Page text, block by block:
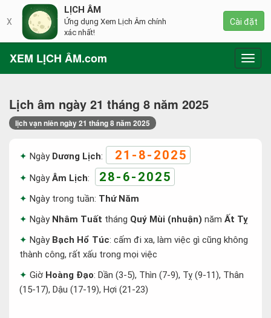
XEM LỊCH ÂM.com
Lịch âm ngày 21 tháng 8 năm 2025
lịch vạn niên ngày 21 tháng 8 năm 2025
Ngày Dương Lịch: 21-8-2025
NgàyÂm Lịch: 28-6-2025
Ngày trong tuần: Thứ Năm
Ngày Nhâm Tuất tháng Quý Mùi (nhuận) năm Ất Tỵ
Ngày Bạch Hổ Túc: cấm đi xa, làm việc gì cũng không
thành công, rất xấu trong mọi việc
Giờ Hoàng Đạo: Dần (3-5), Thìn (7-9), Tỵ (9-11), Thân
(15-17), Dậu (17-19), Hợi (21-23)
X
LỊCH ÂM
Ứng dụng Xem Lịch Âm chính
xác nhất!
Cài đặt